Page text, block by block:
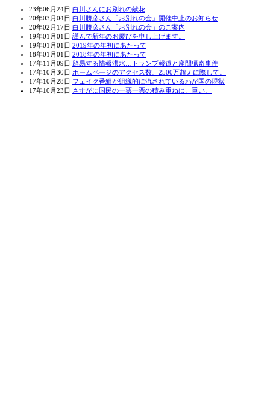
23年06月24日 白川さんにお別れの献花
20年03月04日 白川勝彦さん「お別れの会」開催中止のお知らせ
20年02月17日 白川勝彦さん「お別れの会」のご案内
19年01月01日 謹んで新年のお慶びを申し上げます。
19年01月01日 2019年の年初にあたって
18年01月01日 2018年の年初にあたって
17年11月09日 辟易する情報洪水…トランプ報道と座間猟奇事件
17年10月30日 ホームページのアクセス数、2500万超えに際して。
17年10月28日 フェイク番組が組織的に流されているわが国の現状
17年10月23日 さすがに国民の一票一票の積み重ねは、重い。